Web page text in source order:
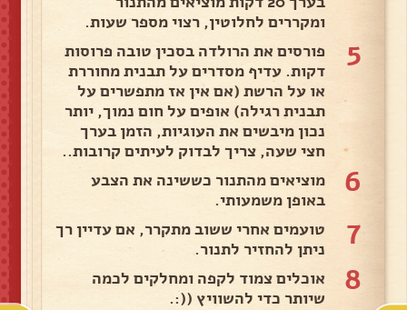
ומקררים לחלוטין, רצוי מספר שעות.
5
פורסים את הרולדה בסכין טובה פרוסות
דקות. עדיף מסדרים על תבנית מחוררת
או על הרשת (אם אין אז מתפשרים על
תבנית רגילה) אופים על חום נמוך, יותר
נכון מיבשים את העוגיות, הזמן בערך
חצי שעה, צריך לבדוק לעיתים קרובות..
6
מוציאים מהתנור כששינה את הצבע
באופן משמעותי.
7
טועמים אחרי ששוב מתקרר, אם עדיין רך
ניתן להחזיר לתנור.
8
אוכלים צמוד לקפה ומחלקים לכמה
שיותר כדי להשוויץ ((:.